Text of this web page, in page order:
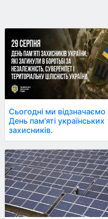
Сьогодні ми відзначаємо
День пам'яті українських
захисників.